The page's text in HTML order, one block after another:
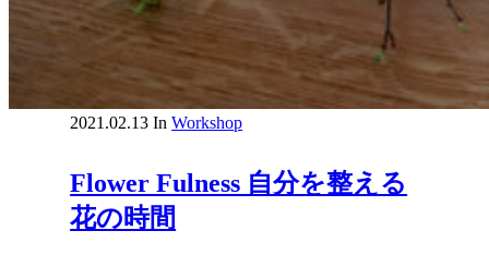
2021.02.13 In Workshop
Flower Fulness 自分を整える
花の時間